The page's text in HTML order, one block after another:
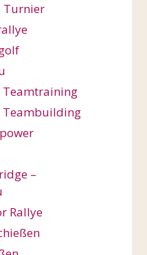
Turnier
Teamtraining
Teambuilding
–
Rallye